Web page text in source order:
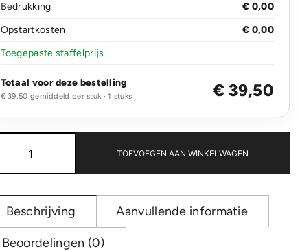
Bedrukking
€ 0,00
Opstartkosten
€ 0,00
Toegepaste staffelprijs
Totaal voor deze bestelling
€ 39,50 gemiddeld per stuk · 1 stuks € 39,50
PVC-
TOEVOEGEN AAN WINKELWAGEN
Beschrijving Aanvullende informatie
Beoordelingen (0)